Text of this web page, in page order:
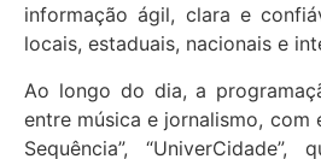
informação ágil, clara e
locais, estaduais, nacionais e
Ao longo do dia, a
entre música e jornalismo, com
Sequência”,